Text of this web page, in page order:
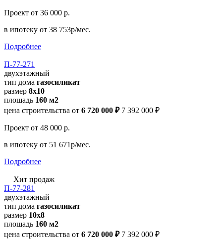
Проект от 36 000 р.
в ипотеку от 38 753р/мес.
Подробнее
П-77-271
двухэтажный
тип дома газосиликат
размер 8x10
площадь 160 м2
цена строительства от 6 720 000 ₽ 7 392 000 ₽
Проект от 48 000 р.
в ипотеку от 51 671р/мес.
Подробнее
Хит продаж
П-77-281
двухэтажный
тип дома газосиликат
размер 10x8
площадь 160 м2
цена строительства от 6 720 000 ₽ 7 392 000 ₽